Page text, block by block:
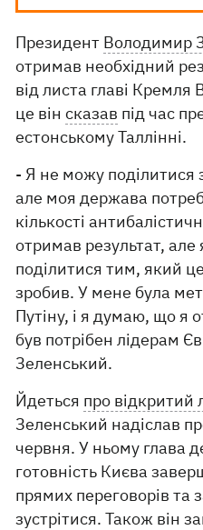
Президент Володимир
отримав необхідний
від листа главі
це вінсказав під час
естонському Таллінні.
- Я не можу поділитися
але моя держава
кількості
отримав результат,
поділитися тим, який
зробив. У мене була
Путіну, і я думаю, що я
був потрібен лідерам
Зеленський.
Йдеться про відкритий
Зеленський надіслав
червня. У ньому глава
готовність Києва
прямих переговорів та
зустрітися. Також він